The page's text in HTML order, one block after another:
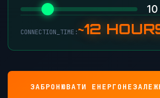
CONNECTION_TIME:~12
ЗАБРОНЮВАТИ